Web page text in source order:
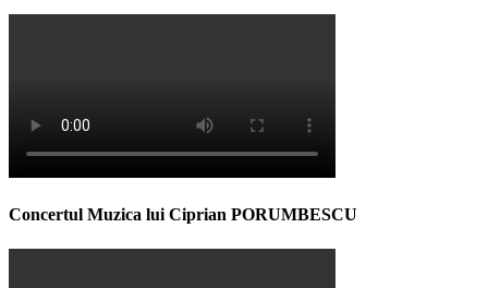
Concertul Muzica lui Ciprian PORUMBESCU